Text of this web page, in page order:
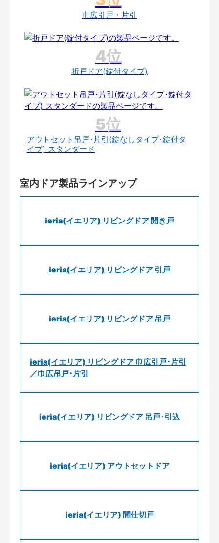
巾広引戸・片引
折戸ドア(錠付タイプ)
アウトセット吊戸･片引(錠なしタイプ･錠付タ
イプ) スタンダード
室内ドア製品ラインアップ
ieria(イエリア) リビングドア 開き戸
ieria(イエリア) リビングドア 引戸
ieria(イエリア) リビングドア 吊戸
ieria(イエリア) リビングドア 巾広引戸･片引
／巾広吊戸･片引
ieria(イエリア) リビングドア 吊戸･引込
ieria(イエリア) アウトセットドア
ieria(イエリア) 間仕切戸